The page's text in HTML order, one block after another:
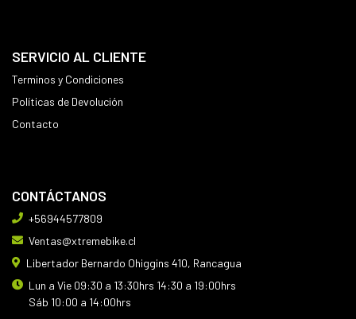
SERVICIO AL CLIENTE
Terminos y Condiciones
Políticas de Devolución
Contacto
CONTÁCTANOS
+56944577809
Ventas@xtremebike.cl
Libertador Bernardo Ohiggins 410, Rancagua
Lun a Vie 09:30 a 13:30hrs 14:30 a 19:00hrs
Sáb 10:00 a 14:00hrs